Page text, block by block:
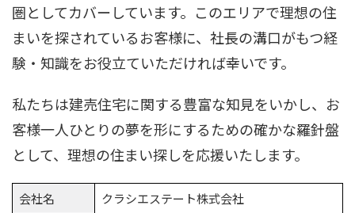
圏としてカバーしています。このエリアで理想の住
まいを探されているお客様に、社長の溝口がもつ経
験・知識をお役立ていただければ幸いです。
私たちは建売住宅に関する豊富な知見をいかし、お
客様一人ひとりの夢を形にするための確かな羅針盤
として、理想の住まい探しを応援いたします。
会社名
クラシエステート株式会社